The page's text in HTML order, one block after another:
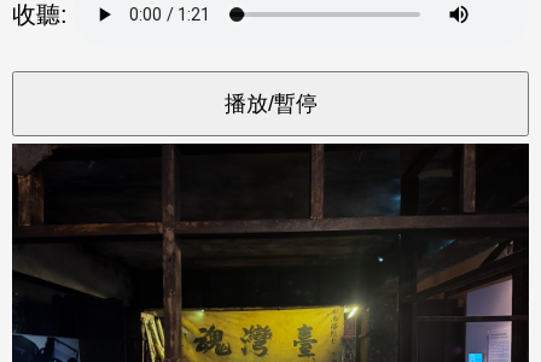
至
Fac
eBo
ok
收聽: